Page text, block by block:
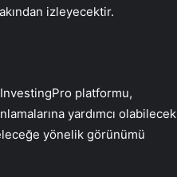
izleyecektir.
platformu,
yardımcı olabilecek
yönelik görünümü